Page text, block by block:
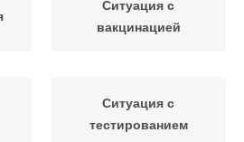
Ситуация с
вакцинацией
Ситуация с
тестированием